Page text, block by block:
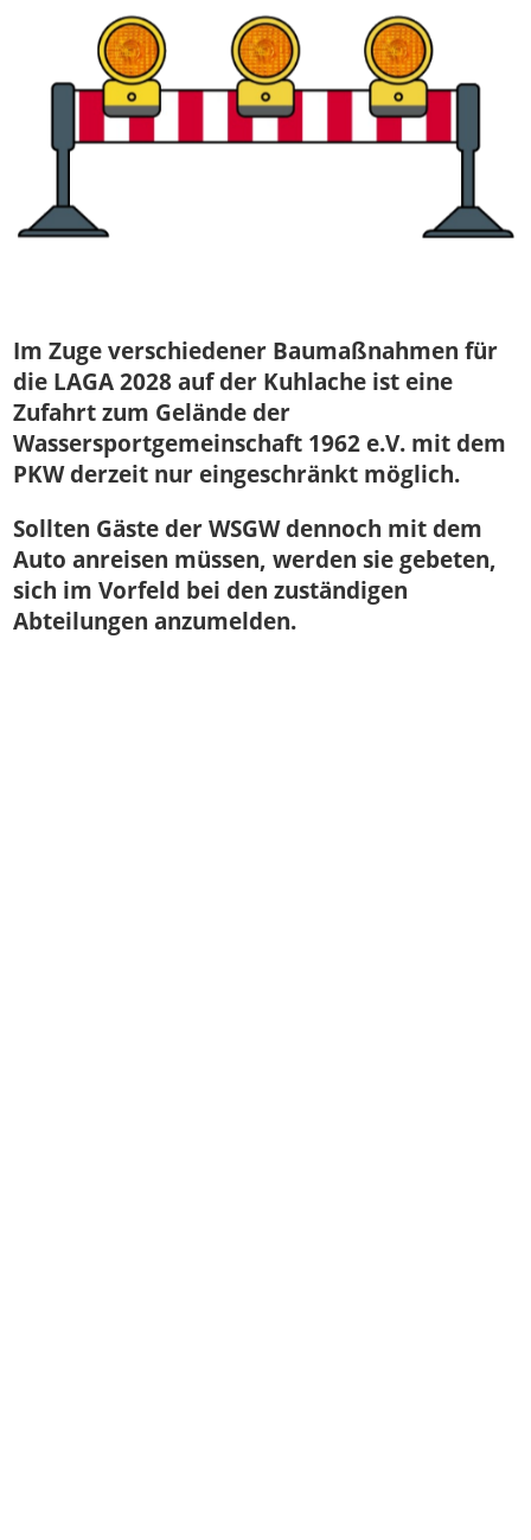
Im Zuge verschiedener Baumaßnahmen für
die LAGA 2028 auf der Kuhlache ist eine
Zufahrt zum Gelände der
Wassersportgemeinschaft 1962 e.V. mit dem
PKW derzeit nur eingeschränkt möglich.
Sollten Gäste der WSGW dennoch mit dem
Auto anreisen müssen, werden sie gebeten,
sich im Vorfeld bei den zuständigen
Abteilungen anzumelden.